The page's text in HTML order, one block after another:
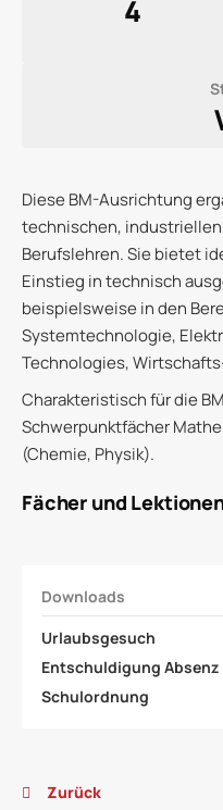
4
Ausbildung
Diese BM-Ausrichtung
technischen,
Berufslehren. Sie bietet
Einstieg in technisch
beispielsweise in den
Systemtechnologie,
Technologies,
Charakteristisch für die
Schwerpunktfächer
(Chemie, Physik).
Fächer und
Downloads
Urlaubsgesuch
Entschuldigung Absenz
Schulordnung
Zurück